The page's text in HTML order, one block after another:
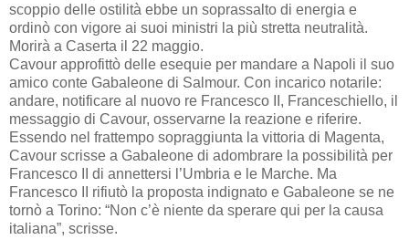
scoppio delle ostilità ebbe un soprassalto di energia e
ordinò con vigore ai suoi ministri la più stretta neutralità.
Morirà a Caserta il 22 maggio.
Cavour approfittò delle esequie per mandare a Napoli il suo
amico conte Gabaleone di Salmour. Con incarico notarile:
andare, notificare al nuovo re Francesco II, Franceschiello, il
messaggio di Cavour, osservarne la reazione e riferire.
Essendo nel frattempo sopraggiunta la vittoria di Magenta,
Cavour scrisse a Gabaleone di adombrare la possibilità per
Francesco II di annettersi l’Umbria e le Marche. Ma
Francesco II rifiutò la proposta indignato e Gabaleone se ne
tornò a Torino: “Non c’è niente da sperare qui per la causa
italiana”, scrisse.